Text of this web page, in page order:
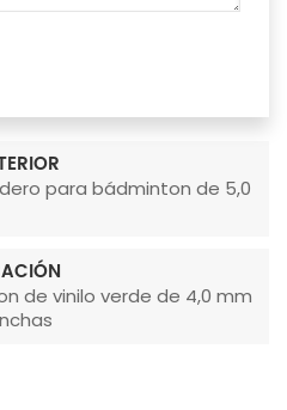
para bádminton de 5,0
de vinilo verde de 4,0 mm